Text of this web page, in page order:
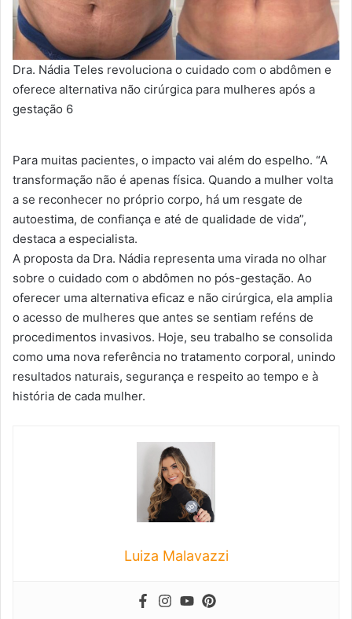
Dra. Nádia Teles revoluciona o cuidado com o abdômen e
oferece alternativa não cirúrgica para mulheres após a
gestação 6
Para muitas pacientes, o impacto vai além do espelho. “A
transformação não é apenas física. Quando a mulher volta
a se reconhecer no próprio corpo, há um resgate de
autoestima, de confiança e até de qualidade de vida”,
destaca a especialista.
A proposta da Dra. Nádia representa uma virada no olhar
sobre o cuidado com o abdômen no pós-gestação. Ao
oferecer uma alternativa eficaz e não cirúrgica, ela amplia
o acesso de mulheres que antes se sentiam reféns de
procedimentos invasivos. Hoje, seu trabalho se consolida
como uma nova referência no tratamento corporal, unindo
resultados naturais, segurança e respeito ao tempo e à
história de cada mulher.
Luiza Malavazzi